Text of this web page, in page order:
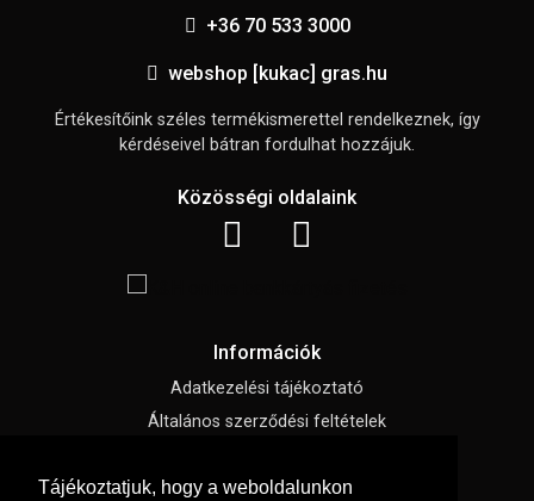
Tájékoztatjuk, hogy a weboldalunkon
+36 70 533 3000
webshop [kukac] gras.hu
Értékesítőink széles termékismerettel rendelkeznek, így
kérdéseivel bátran fordulhat hozzájuk.
Közösségi oldalaink
Információk
Adatkezelési tájékoztató
Általános szerződési feltételek
Süti beállítások